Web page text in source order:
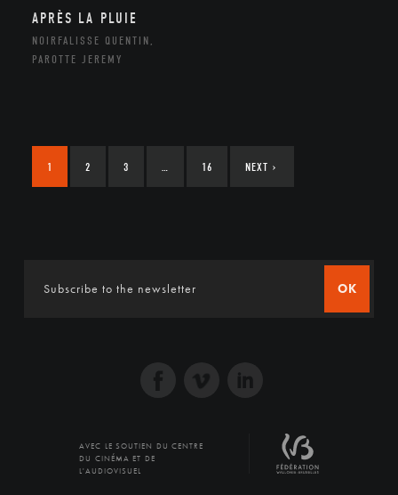
APRÈS LA PLUIE
NOIRFALISSE QUENTIN,
PAROTTE JEREMY
1 2 3 16 NEXT ›
OK
AVEC LE SOUTIEN DU CENTRE
DU CINÉMA ET DE
L'AUDIOVISUEL